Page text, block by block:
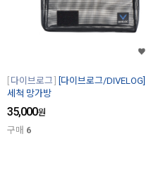
다이브로그
[다이브로그/DIVELOG]
세척 망가방
35,000원
구매 6